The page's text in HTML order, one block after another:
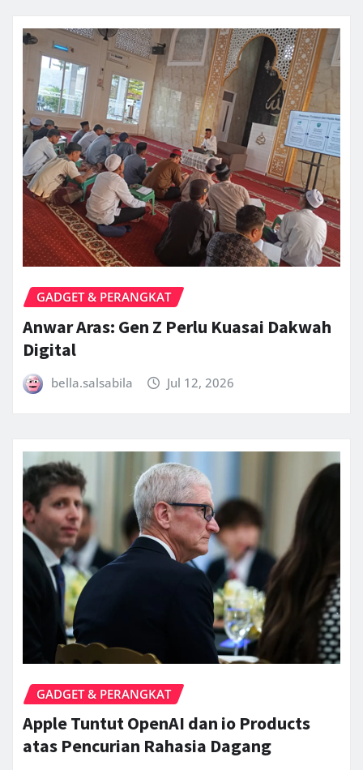
GADGET & PERANGKAT
Anwar Aras: Gen Z Perlu Kuasai Dakwah
Digital
bella.salsabila Jul 12, 2026
GADGET & PERANGKAT
Apple Tuntut OpenAI dan io Products
atas Pencurian Rahasia Dagang